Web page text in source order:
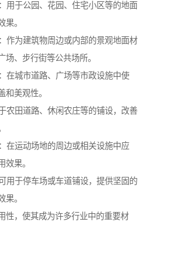
用于公园、花园、住宅小区等的地面
果。
作为建筑物周边或内部的景观地面材
场、步行街等公共场所。
在城市道路、广场等市政设施中使
和美观性。
农田道路、休闲农庄等的铺设，改善
在运动场地的周边或相关设施中应
效果。
用于停车场或车道铺设，提供坚固的
果。
性，使其成为许多行业中的重要材